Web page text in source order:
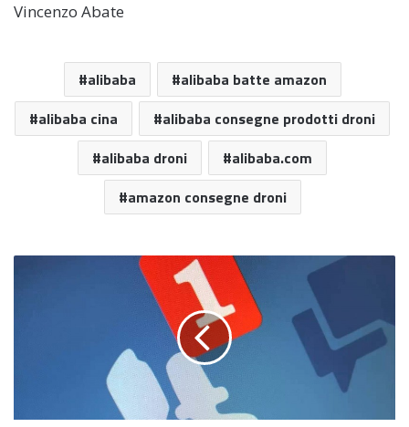
Vincenzo Abate
alibaba
alibaba batte amazon
alibaba cina
alibaba consegne prodotti droni
alibaba droni
alibaba.com
amazon consegne droni